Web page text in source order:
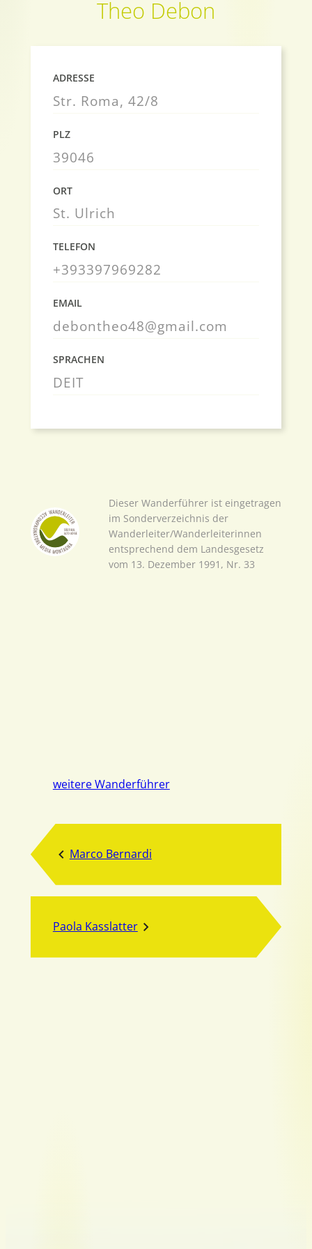
Theo Debon
ADRESSE
Str. Roma, 42/8
PLZ
39046
ORT
St. Ulrich
TELEFON
+393397969282
EMAIL
debontheo48@gmail.com
SPRACHEN
DEIT
Dieser Wanderführer ist eingetragen
im Sonderverzeichnis der
Wanderleiter/Wanderleiterinnen
entsprechend dem Landesgesetz
vom 13. Dezember 1991, Nr. 33
Marco Bernardi
weitere Wanderführer
Paola Kasslatter